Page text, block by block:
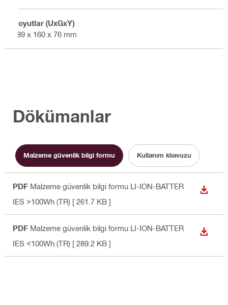
Boyutlar (UxGxY)
189 x 160 x 76 mm
Dökümanlar
Malzeme güvenlik bilgi formu Kullanım klıavuzu
PDF Malzeme güvenlik bilgi formu LI-ION-BATTER
IES >100Wh (TR) [ 261.7 KB ]
İNDIR
PDF Malzeme güvenlik bilgi formu LI-ION-BATTER
IES <100Wh (TR) [ 289.2 KB ]
İNDIR